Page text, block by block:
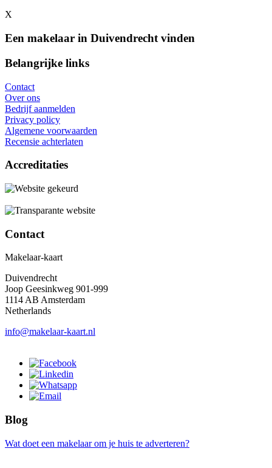
X
Een makelaar in Duivendrecht vinden
Belangrijke links
Contact
Over ons
Bedrijf aanmelden
Privacy policy
Algemene voorwaarden
Recensie achterlaten
Accreditaties
Contact
Makelaar-kaart
Duivendrecht
Joop Geesinkweg 901-999
1114 AB Amsterdam
Netherlands
info@makelaar-kaart.nl
Blog
Wat doet een makelaar om je huis te adverteren?